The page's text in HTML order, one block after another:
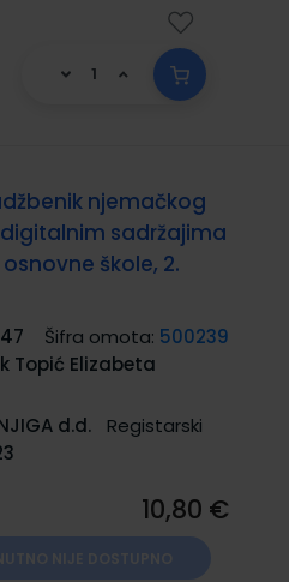
njemačkog
sadržajima
škole, 2.
Šifra omota: 500239
Topić Elizabeta
d.d.
Registarski
10,80 €